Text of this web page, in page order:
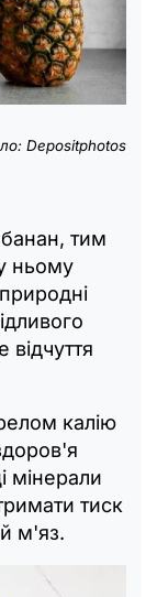
Depositphotos
тим
ньому
відчуття
калію
мінерали
тиск
м'яз.